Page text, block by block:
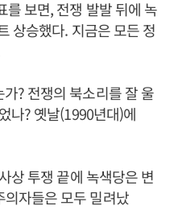
를 보면, 전쟁 발발 뒤에 녹
상승했다. 지금은 모든 정
? 전쟁의 북소리를 잘 울
나? 옛날(1990년대)에
상 투쟁 끝에 녹색당은 변
자들은 모두 밀려났